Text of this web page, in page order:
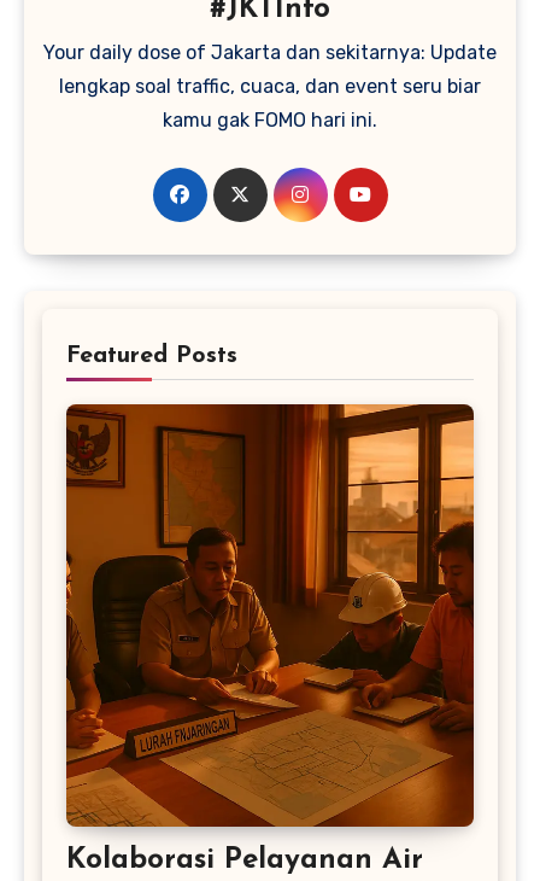
#JKTInfo
Your daily dose of Jakarta dan sekitarnya: Update
lengkap soal traffic, cuaca, dan event seru biar
kamu gak FOMO hari ini.
Featured Posts
Kolaborasi Pelayanan Air